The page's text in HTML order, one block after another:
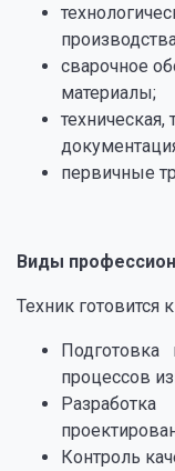
сварочное
материалы;
техническая,
первичные
Виды
Техник
Подготовка
процессов
Контроль